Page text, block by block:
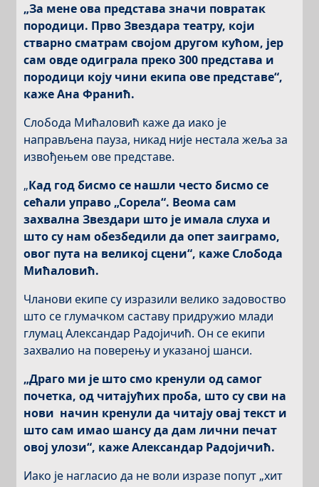
„За мене ова представа значи повратак
породици. Прво Звездара театру, који
стварно сматрам својом другом кућом, јер
сам овде одиграла преко 300 представа и
породици коју чини екипа ове представе“,
каже Ана Франић.
Слобода Мићаловић каже да иако је
направљена пауза, никад није нестала жеља за
извођењем ове представе.
„Кад год бисмо се нашли често бисмо се
сећали управо „Сорела“. Веома сам
захвална Звездари што је имала слуха и
што су нам обезбедили да опет заиграмо,
овог пута на великој сцени“, каже Слобода
Мићаловић.
Чланови екипе су изразили велико задовоство
што се глумачком саставу придружио млади
глумац Александар Радојичић. Он се екипи
захвалио на поверењу и указаној шанси.
„Драго ми је што смо кренули од самог
почетка, од читајућих проба, што су сви на
нови начин кренули да читају овај текст и
што сам имао шансу да дам лични печат
овој улози“, каже Александар Радојичић.
Иако је нагласио да не воли изразе попут „хит